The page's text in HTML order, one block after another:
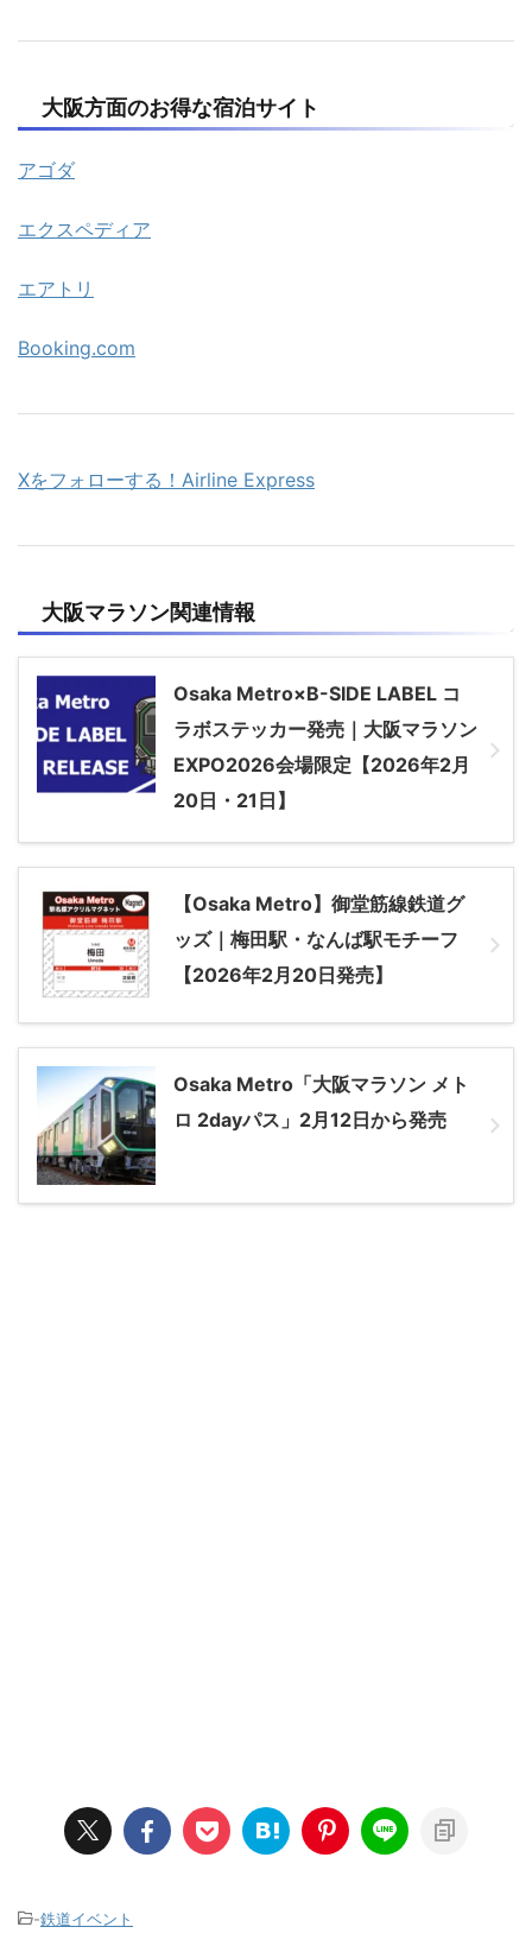
大阪方面のお得な宿泊サイト
アゴダ
エクスペディア
エアトリ
Booking.com
Xをフォローする！Airline Express
大阪マラソン関連情報
Osaka Metro×B-SIDE LABEL コ
ラボステッカー発売｜大阪マラソン
EXPO2026会場限定【2026年2月
20日・21日】
【Osaka Metro】御堂筋線鉄道グ
ッズ｜梅田駅・なんば駅モチーフ
【2026年2月20日発売】
Osaka Metro「大阪マラソン メト
ロ 2dayパス」2月12日から発売
-鉄道イベント